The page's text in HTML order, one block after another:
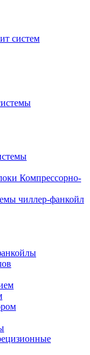
систем
Компрессорно-
чиллер-фанкойл